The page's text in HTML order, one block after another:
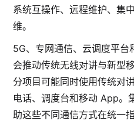
系统互操作、远程维护、集
维。
5G、专网通信、云调度平台
会推动传统无线对讲与新型
分项目可能同时使用传统对
电话、调度台和移动 App。
助这些不同通信方式在统一